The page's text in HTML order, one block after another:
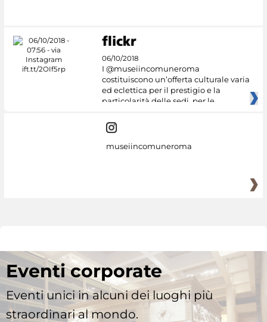
06/10/2018
I @museiincomuneroma
costituiscono un’offerta culturale varia
ed eclettica per il prestigio e la
particolarità delle sedi, per le
museiincomuneroma
Eventi corporate
Eventi unici in alcuni dei luoghi più
straordinari al mondo.